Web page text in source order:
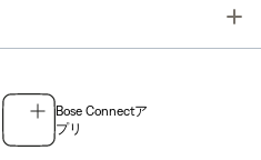
Bose Connectア
プリ